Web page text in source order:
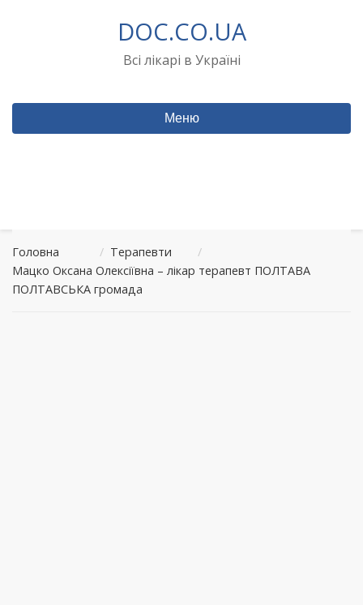
DOC.CO.UA
Всі лікарі в Україні
Меню
Головна / Терапевти
/
Мацко Оксана Олексіївна – лікар терапевт ПОЛТАВА
ПОЛТАВСЬКА громада